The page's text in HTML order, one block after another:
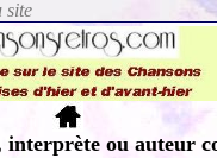
interprète ou auteur